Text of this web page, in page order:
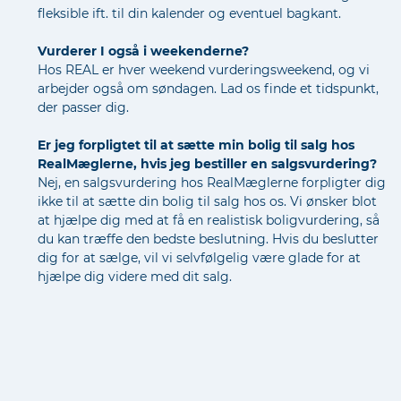
fleksible ift. til din kalender og eventuel bagkant.
Vurderer I også i weekenderne?
Hos REAL er hver weekend vurderingsweekend, og vi
arbejder også om søndagen. Lad os finde et tidspunkt,
der passer dig.
Er jeg forpligtet til at sætte min bolig til salg hos
RealMæglerne, hvis jeg bestiller en salgsvurdering?
Nej, en salgsvurdering hos RealMæglerne forpligter dig
ikke til at sætte din bolig til salg hos os. Vi ønsker blot
at hjælpe dig med at få en realistisk boligvurdering, så
du kan træffe den bedste beslutning. Hvis du beslutter
dig for at sælge, vil vi selvfølgelig være glade for at
hjælpe dig videre med dit salg.